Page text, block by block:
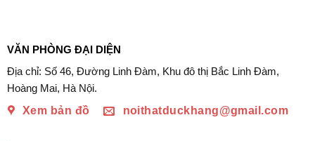
VĂN PHÒNG ĐẠI DIỆN
Địa chỉ: Số 46, Đường Linh Đàm, Khu đô thị Bắc Linh Đàm,
Hoàng Mai, Hà Nội.
Xem bản đồ
noithatduckhang@gmail.com